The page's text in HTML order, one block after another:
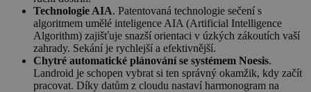
Technologie AIA. Patentovaná technologie sečení s
algoritmem umělé inteligence AIA (Artificial Intelligence
Algorithm) zajišťuje snazší orientaci v úzkých zákoutích vaší
zahrady. Sekání je rychlejší a efektivnější.
Chytré automatické plánování se systémem Noesis.
Landroid je schopen vybrat si ten správný okamžik, kdy začít
pracovat. Díky datům z cloudu nastaví harmonogram na